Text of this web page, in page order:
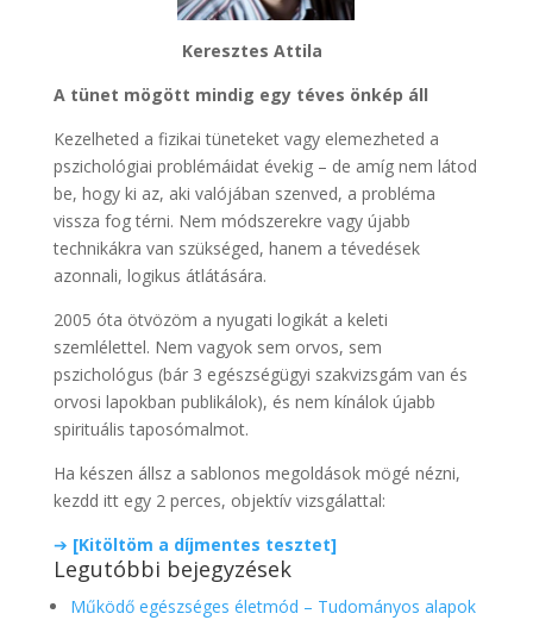
Keresztes Attila
A tünet mögött mindig egy téves önkép áll
Kezelheted a fizikai tüneteket vagy elemezheted a
pszichológiai problémáidat évekig – de amíg nem látod
be, hogy ki az, aki valójában szenved, a probléma
vissza fog térni. Nem módszerekre vagy újabb
technikákra van szükséged, hanem a tévedések
azonnali, logikus átlátására.
2005 óta ötvözöm a nyugati logikát a keleti
szemlélettel. Nem vagyok sem orvos, sem
pszichológus (bár 3 egészségügyi szakvizsgám van és
orvosi lapokban publikálok), és nem kínálok újabb
spirituális taposómalmot.
Ha készen állsz a sablonos megoldások mögé nézni,
kezdd itt egy 2 perces, objektív vizsgálattal:
➔ [Kitöltöm a díjmentes tesztet]
Legutóbbi bejegyzések
Működő egészséges életmód – Tudományos alapok